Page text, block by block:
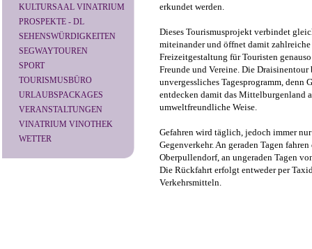
KULTURSAAL VINATRIUM
PROSPEKTE - DL
SEHENSWÜRDIGKEITEN
SEGWAYTOUREN
SPORT
TOURISMUSBÜRO
URLAUBSPACKAGES
VERANSTALTUNGEN
VINATRIUM VINOTHEK
WETTER
erkundet werden.
Dieses Tourismusprojekt verbindet
miteinander und öffnet damit
Freizeitgestaltung für Touristen
Freunde und Vereine. Die
unvergessliches Tagesprogramm, denn
entdecken damit das Mittelburgenland
umweltfreundliche Weise.
Gefahren wird täglich, jedoch immer
Gegenverkehr. An geraden Tagen
Oberpullendorf, an ungeraden Tagen
Die Rückfahrt erfolgt entweder per
Verkehrsmitteln.